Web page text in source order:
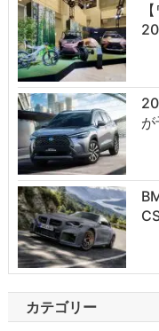
カテゴリー